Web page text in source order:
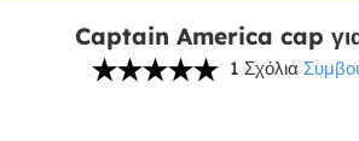
Captain America cap για
1 Σχόλια